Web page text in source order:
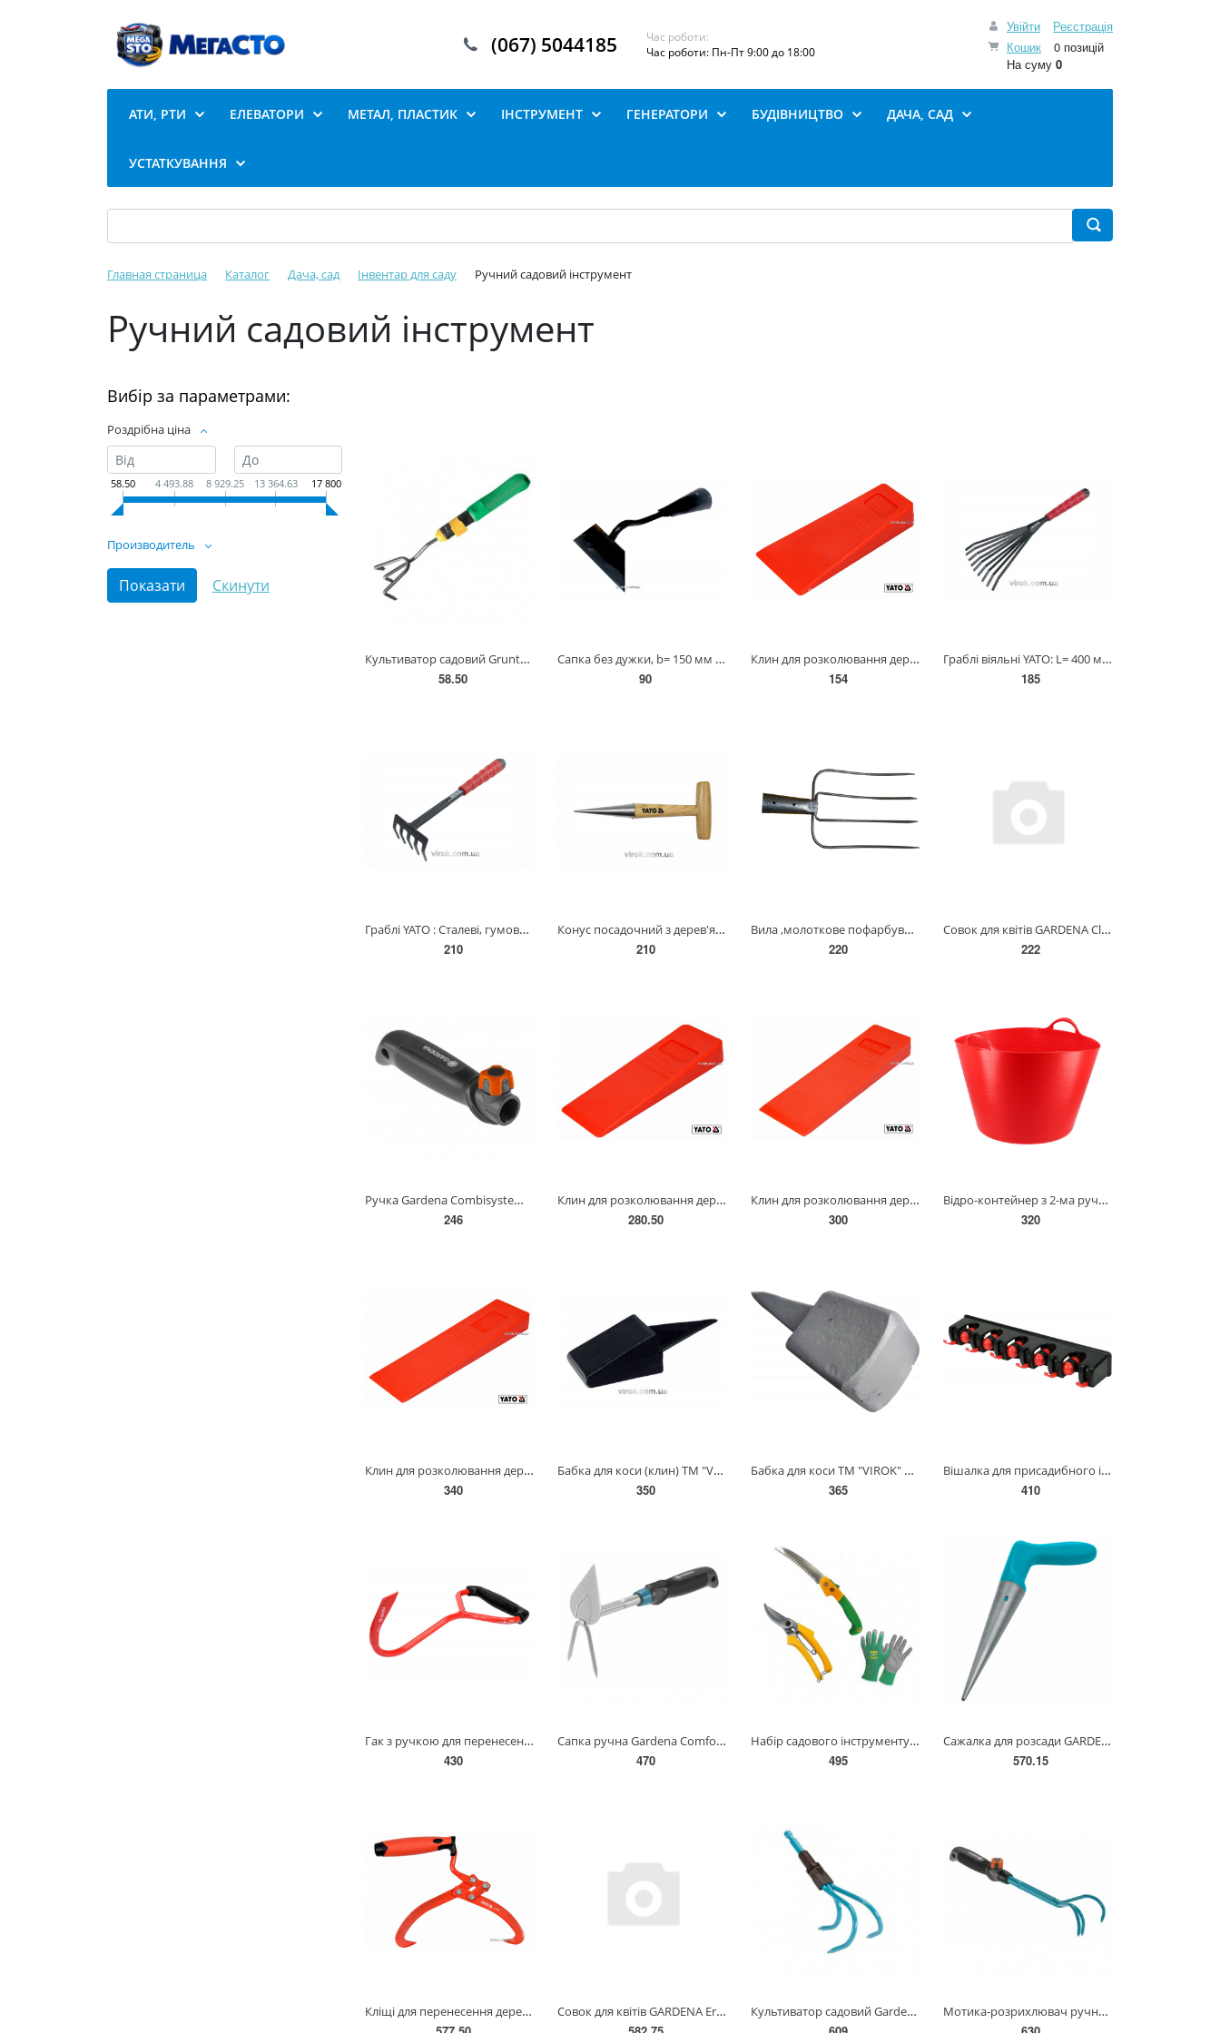
Увійти
Реєстрація
Кошик
0 позицій
На суму 0
(067) 5044185
Час роботи:
Час роботи: Пн-Пт 9:00 до 18:00
АТИ, РТИ ЕЛЕВАТОРИ МЕТАЛ, ПЛАСТИК ІНСТРУМЕНТ ГЕНЕРАТОРИ БУДІВНИЦТВО ДАЧА, САД
УСТАТКУВАННЯ
Главная страница Каталог Дача, сад Інвентар для саду Ручний садовий інструмент
Ручний садовий інструмент
Вибір за параметрами:
Роздрібна ціна
58.50 4 493.88 8 929.25 13 364.63 17 800
Производитель
Культиватор садовий Gruntek Lux 400 мм(295406400)
58.50
Сапка без дужки, b= 150 мм 15V233
90
Клин для розколювання дерев пластиковий YATO : 136 x 65 x 25 мм, 95 г [50/100] YT-79883
154
Граблі віяльні YATO: L= 400 мм, пропезинена ручка, сталеві [10/60] YT-8869
185
Граблі YATO : Сталеві, гумова ручка [10/60] YT-8866
210
Конус посадочний з дерев'яною ручкою YATO : l= 280 мм [10/60] YT-8894
210
Вила ,молоткове пофарбування , 4 зубці без держака 12V150
220
Совок для квітів GARDENA Classic 8 см(08950-20.000.00)
222
Ручка Gardena Combisystem пластикова коротка (08909-20.000.00)
246
Клин для розколювання дерев пластиковий YATO : 205 x 72 x 30 мм, 220 г [20/40] YT-79882
280.50
Клин для розколювання дерев пластиковий YATO : 245 x 85 x 30 мм, 315 г [20/40] YT-79881
300
Відро-контейнер з 2-ма ручками еластичне YATO YT-86880
320
Клин для розколювання дерев пластиковий YATO : 300 x 85 x 35 мм, 430 г [20/40] YT-79880
340
Бабка для коси (клин) ТМ "VIROK" 03V001
350
Бабка для коси ТМ "VIROK" 03V002
365
Вішалка для присадибного інвентара YATO, 6 гаків і 5 комірок з діапаз.- 18х 32 мм [40] YT-87650
410
Гак з ручкою для перенесення дерев'яних колод YATO : l= 265 мм [30] YT-79910
430
Сапка ручна Gardena Comfort 2 зубця (08955-20.000.00)
470
Набір садового інструменту Gruntek 4(295500180.4)
495
Сажалка для розсади GARDENA 19,5 см(03487-20.000.00)
570.15
Кліщі для перенесення дерев'яних колод YATO : Ø= 180 мм, l= 330 мм [20] YT-79905
Совок для квітів GARDENA Ergo 8,5 см(08960-20.000.00)
Культиватор садовий Gardena 9 см(03166-20.000.00)
Мотика-розрихлювач ручний Gardena Combisystem Classic Ergo 08921-20.000.00